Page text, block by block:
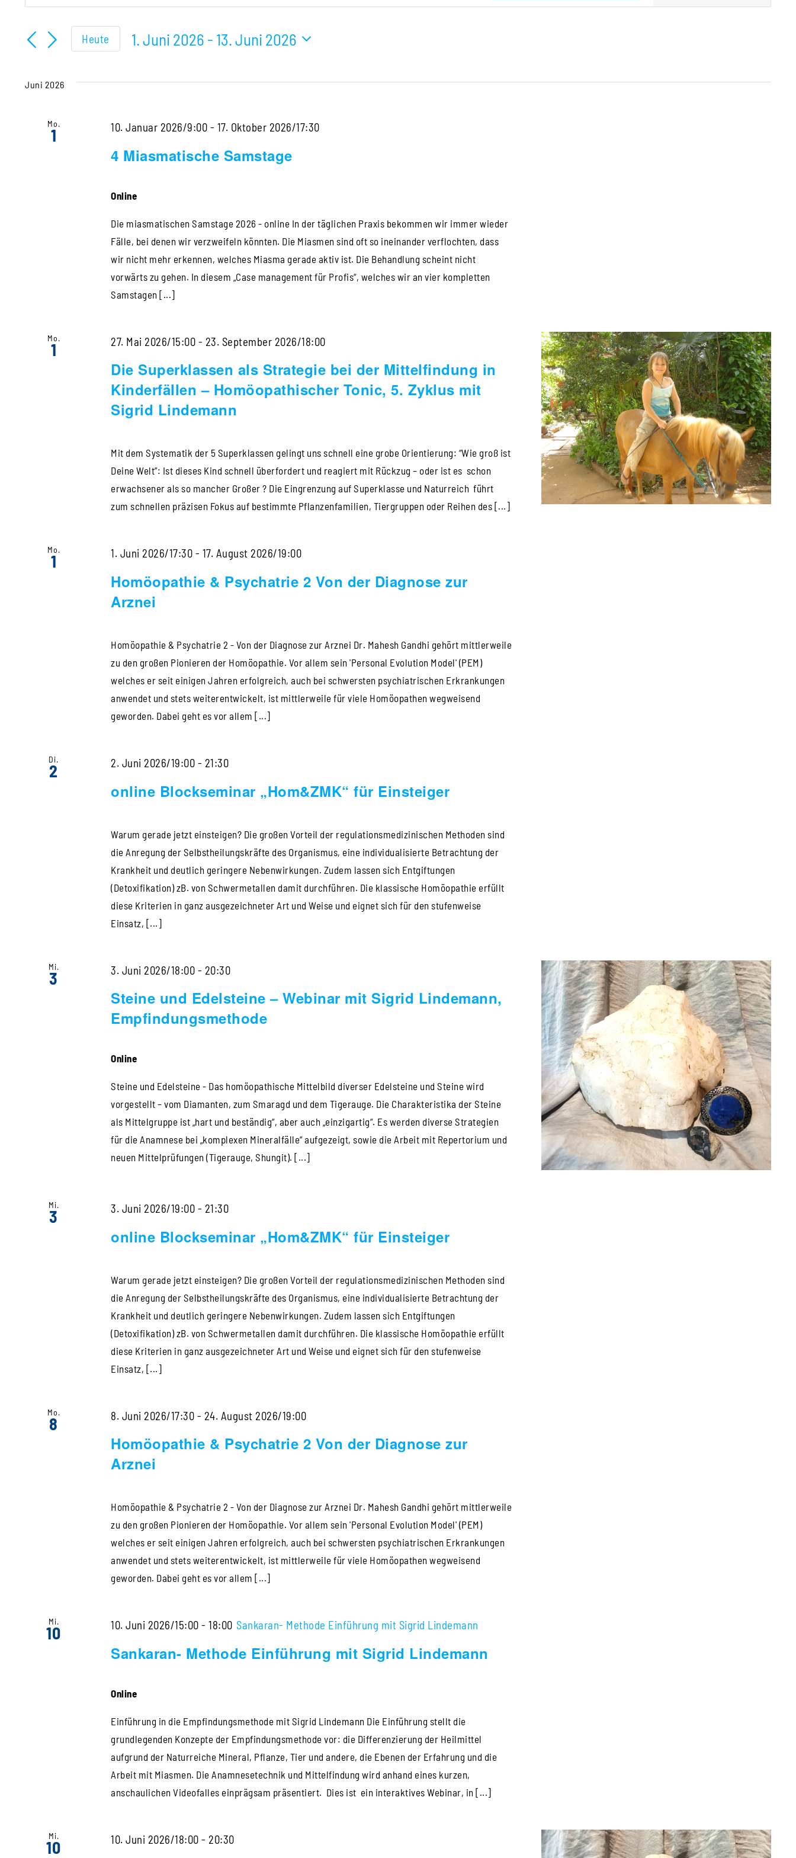
und
Navigation
eingeben.
Suche
Veranstaltungen
Heute 1. Juni 2026 - 13. Juni 2026
Juni 2026
Mo.
1
4 Miasmatische Samstage
10. Januar 2026/9:00 - 17. Oktober 2026/17:30
Online
Die miasmatischen Samstage 2026 - online In der täglichen Praxis bekommen wir immer wieder
Fälle, bei denen wir verzweifeln könnten. Die Miasmen sind oft so ineinander verflochten, dass
wir nicht mehr erkennen, welches Miasma gerade aktiv ist. Die Behandlung scheint nicht
vorwärts zu gehen. In diesem „Case management für Profis“, welches wir an vier kompletten
Samstagen [...]
Mo.
1
Die Superklassen als Strategie bei der Mittelfindung in
Kinderfällen – Homöopathischer Tonic, 5. Zyklus mit
Sigrid Lindemann
27. Mai 2026/15:00 - 23. September 2026/18:00
Strategie
Mittelfindung
in
Kinderfällen
Mit dem Systematik der 5 Superklassen gelingt uns schnell eine grobe Orientierung: “Wie groß ist
Deine Welt”: Ist dieses Kind schnell überfordert und reagiert mit Rückzug – oder ist es schon
erwachsener als so mancher Großer ? Die Eingrenzung auf Superklasse und Naturreich führt
zum schnellen präzisen Fokus auf bestimmte Pflanzenfamilien, Tiergruppen oder Reihen des [...]
Mo.
1
Homöopathie & Psychatrie 2 Von der Diagnose zur
Arznei
1. Juni 2026/17:30 - 17. August 2026/19:00
Psychatrie
der
Diagnose
Homöopathie & Psychatrie 2 - Von der Diagnose zur Arznei Dr. Mahesh Gandhi gehört mittlerweile
zu den großen Pionieren der Homöopathie. Vor allem sein 'Personal Evolution Model' (PEM)
welches er seit einigen Jahren erfolgreich, auch bei schwersten psychiatrischen Erkrankungen
anwendet und stets weiterentwickelt, ist mittlerweile für viele Homöopathen wegweisend
geworden. Dabei geht es vor allem [...]
Di.
2
online Blockseminar „Hom&ZMK“ für Einsteiger
2. Juni 2026/19:00 - 21:30
„Hom&ZMK“
Einsteiger
Warum gerade jetzt einsteigen? Die großen Vorteil der regulationsmedizinischen Methoden sind
die Anregung der Selbstheilungskräfte des Organismus, eine individualisierte Betrachtung der
Krankheit und deutlich geringere Nebenwirkungen. Zudem lassen sich Entgiftungen
(Detoxifikation) zB. von Schwermetallen damit durchführen. Die klassische Homöopathie erfüllt
diese Kriterien in ganz ausgezeichneter Art und Weise und eignet sich für den stufenweise
Einsatz, [...]
Mi.
3
Steine und Edelsteine – Webinar mit Sigrid Lindemann,
Empfindungsmethode
3. Juni 2026/18:00 - 20:30
–
Sigrid
Lindemann,
Empfindungsmethode
Online
Steine und Edelsteine - Das homöopathische Mittelbild diverser Edelsteine und Steine wird
vorgestellt – vom Diamanten, zum Smaragd und dem Tigerauge. Die Charakteristika der Steine
als Mittelgruppe ist „hart und beständig“, aber auch „einzigartig“. Es werden diverse Strategien
für die Anamnese bei „komplexen Mineralfälle“ aufgezeigt, sowie die Arbeit mit Repertorium und
neuen Mittelprüfungen (Tigerauge, Shungit). [...]
Mi.
3
online Blockseminar „Hom&ZMK“ für Einsteiger
3. Juni 2026/19:00 - 21:30
„Hom&ZMK“
Einsteiger
Warum gerade jetzt einsteigen? Die großen Vorteil der regulationsmedizinischen Methoden sind
die Anregung der Selbstheilungskräfte des Organismus, eine individualisierte Betrachtung der
Krankheit und deutlich geringere Nebenwirkungen. Zudem lassen sich Entgiftungen
(Detoxifikation) zB. von Schwermetallen damit durchführen. Die klassische Homöopathie erfüllt
diese Kriterien in ganz ausgezeichneter Art und Weise und eignet sich für den stufenweise
Einsatz, [...]
Mo.
8
Homöopathie & Psychatrie 2 Von der Diagnose zur
Arznei
8. Juni 2026/17:30 - 24. August 2026/19:00
der
Diagnose
Homöopathie & Psychatrie 2 - Von der Diagnose zur Arznei Dr. Mahesh Gandhi gehört mittlerweile
zu den großen Pionieren der Homöopathie. Vor allem sein 'Personal Evolution Model' (PEM)
welches er seit einigen Jahren erfolgreich, auch bei schwersten psychiatrischen Erkrankungen
anwendet und stets weiterentwickelt, ist mittlerweile für viele Homöopathen wegweisend
geworden. Dabei geht es vor allem [...]
Mi.
10
Sankaran- Methode Einführung mit Sigrid Lindemann
10. Juni 2026/15:00 -18:00 Sankaran- Methode Einführung mit Sigrid Lindemann
Online
Einführung in die Empfindungsmethode mit Sigrid Lindemann Die Einführung stellt die
grundlegenden Konzepte der Empfindungsmethode vor: die Differenzierung der Heilmittel
aufgrund der Naturreiche Mineral, Pflanze, Tier und andere, die Ebenen der Erfahrung und die
Arbeit mit Miasmen. Die Anamnesetechnik und Mittelfindung wird anhand eines kurzen,
anschaulichen Videofalles einprägsam präsentiert. Dies ist ein interaktives Webinar, in [...]
Mi.
10
10. Juni 2026/18:00 -20:30